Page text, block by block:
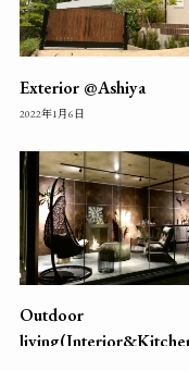
Exterior @Ashiya
2022年1月6日
Outdoor